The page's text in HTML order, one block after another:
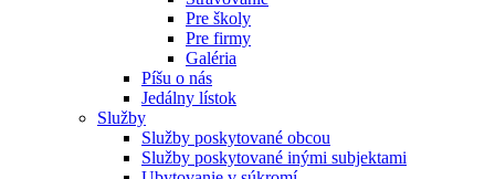
Pre školy
Pre firmy
Galéria
Píšu o nás
Jedálny lístok
Služby
Služby poskytované obcou
Služby poskytované inými subjektami